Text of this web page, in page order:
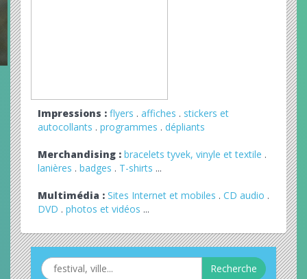
Impressions : flyers . affiches . stickers et
autocollants . programmes . dépliants
Merchandising : bracelets tyvek, vinyle et textile .
lanières . badges . T-shirts ...
Multimédia : Sites Internet et mobiles . CD audio .
DVD . photos et vidéos ...
Recherche